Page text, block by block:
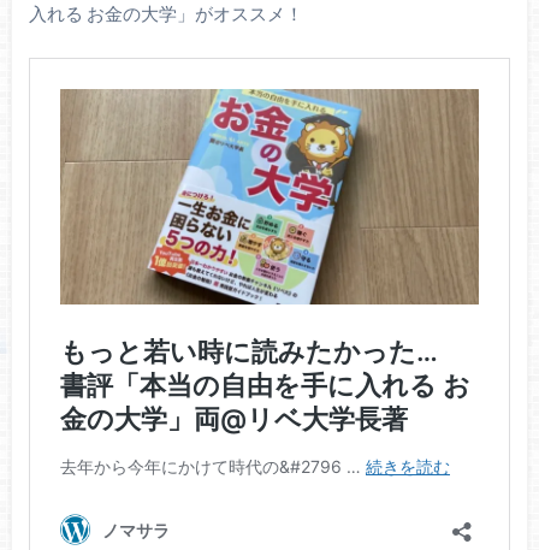
入れる お金の大学」がオススメ！